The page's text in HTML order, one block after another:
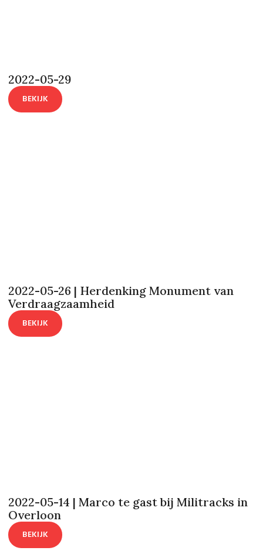
2022-05-29
BEKIJK
2022-05-26 | Herdenking Monument van
Verdraagzaamheid
BEKIJK
2022-05-14 | Marco te gast bij Militracks in
Overloon
BEKIJK